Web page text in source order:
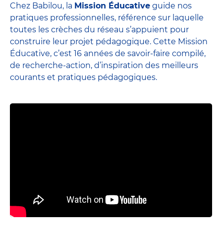
Chez Babilou, la Mission Éducative guide nos
pratiques professionnelles, référence sur laquelle
toutes les crèches du réseau s’appuient pour
construire leur projet pédagogique. Cette Mission
Éducative, c’est 16 années de savoir-faire compilé,
de recherche-action, d’inspiration des meilleurs
courants et pratiques pédagogiques.